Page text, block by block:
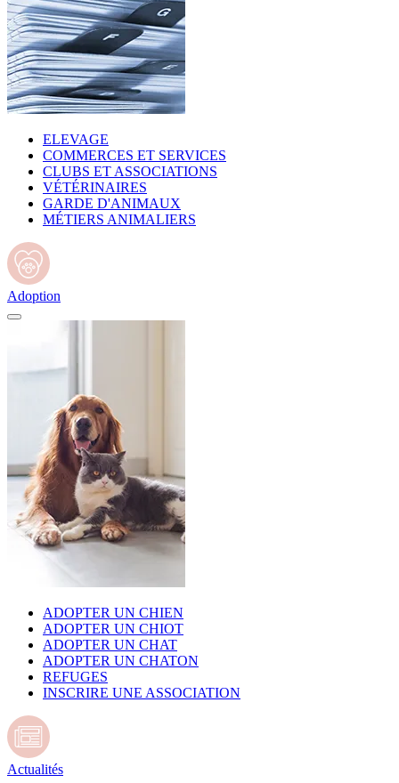
ELEVAGE
COMMERCES ET SERVICES
CLUBS ET ASSOCIATIONS
VÉTÉRINAIRES
GARDE D'ANIMAUX
MÉTIERS ANIMALIERS
Adoption
ADOPTER UN CHIEN
ADOPTER UN CHIOT
ADOPTER UN CHAT
ADOPTER UN CHATON
REFUGES
INSCRIRE UNE ASSOCIATION
Actualités